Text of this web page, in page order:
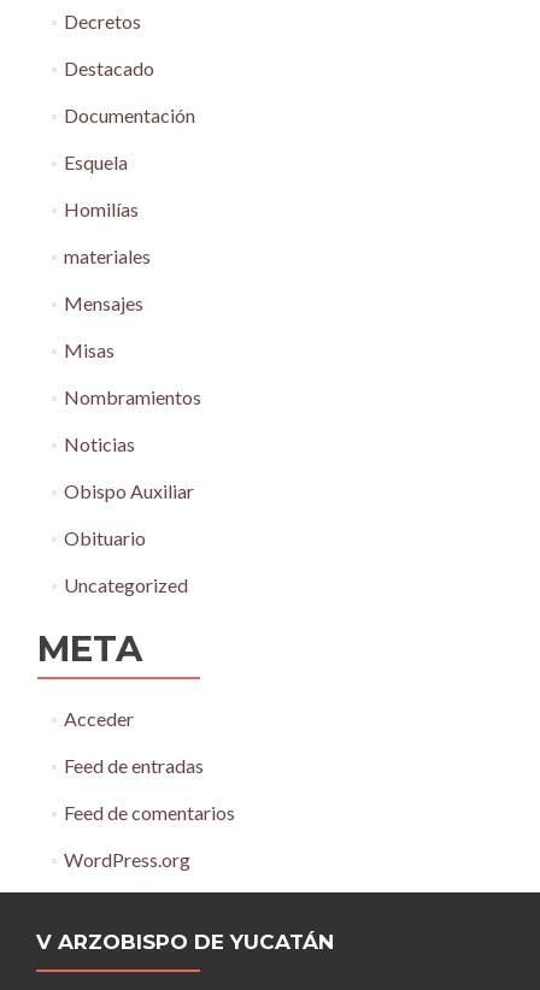
Decretos
Destacado
Documentación
Esquela
Homilías
materiales
Mensajes
Misas
Nombramientos
Noticias
Obispo Auxiliar
Obituario
Uncategorized
META
Acceder
Feed de entradas
Feed de comentarios
WordPress.org
V ARZOBISPO DE YUCATÁN